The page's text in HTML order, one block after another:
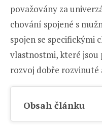
považovány za
chování spojené s
spojen se specifickými
vlastnostmi, které jsou
rozvoj dobře rozvinuté
Obsah článku